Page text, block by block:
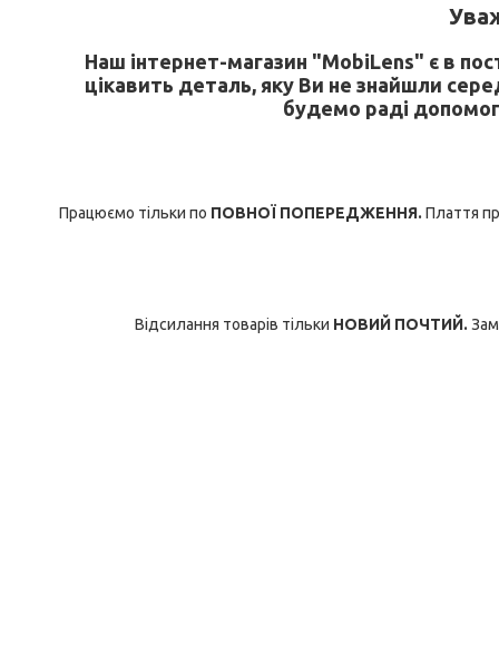
У
Наш інтернет-магазин "MobiLens" є в
цікавить деталь, яку Ви не знайшли
будемо раді
Працюємо тільки по ПОВНОЇ ПОПЕРЕДЖЕННЯ. Плаття
Відсилання товарів тільки НОВИЙ ПОЧТИЙ.